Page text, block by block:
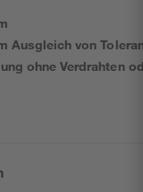
Ausgleich von
ohne Verdrahten